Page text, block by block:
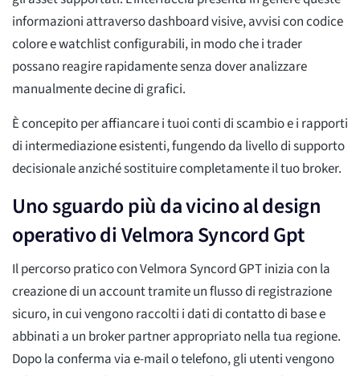
informazioni attraverso dashboard visive, avvisi con codice
colore e watchlist configurabili, in modo che i trader
possano reagire rapidamente senza dover analizzare
manualmente decine di grafici.
È concepito per affiancare i tuoi conti di scambio e i rapporti
di intermediazione esistenti, fungendo da livello di supporto
decisionale anziché sostituire completamente il tuo broker.
Uno sguardo più da vicino al design
operativo di Velmora Syncord Gpt
Il percorso pratico con Velmora Syncord GPT inizia con la
creazione di un account tramite un flusso di registrazione
sicuro, in cui vengono raccolti i dati di contatto di base e
abbinati a un broker partner appropriato nella tua regione.
Dopo la conferma via e-mail o telefono, gli utenti vengono